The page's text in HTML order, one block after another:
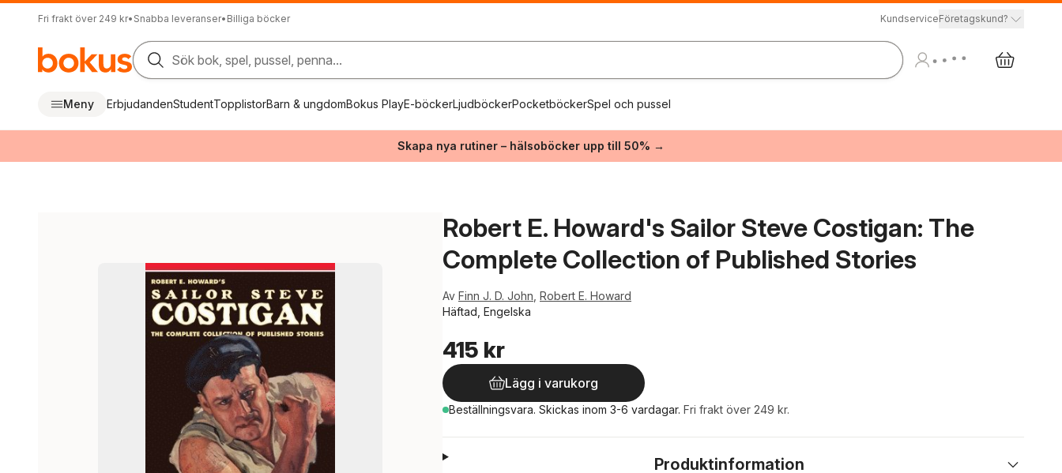
Fri frakt över 249 kr• Snabba leveranser• Billiga böcker KundserviceFöretagskund?
Sök bok, spel, pussel, penna...
Meny ErbjudandenStudentTopplistorBarn & ungdomBokus PlayE-böckerLjudböckerPocketböckerSpel och pussel
Skapa nya rutiner – hälsoböcker upp till 50% →
Robert E. Howard's Sailor Steve Costigan: The
Complete Collection of Published Stories
Av Finn J. D. John Robert E. Howard
Häftad, Engelska
415 kr
Lägg i varukorg
Beställningsvara. Skickas inom 3-6 vardagar. Fri frakt över 249 kr.
Produktinformation